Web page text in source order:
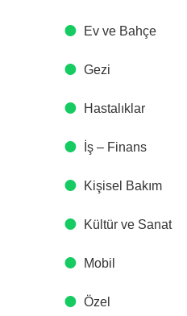
Ev ve Bahçe
Gezi
Hastalıklar
İş – Finans
Kişisel Bakım
Kültür ve Sanat
Mobil
Özel